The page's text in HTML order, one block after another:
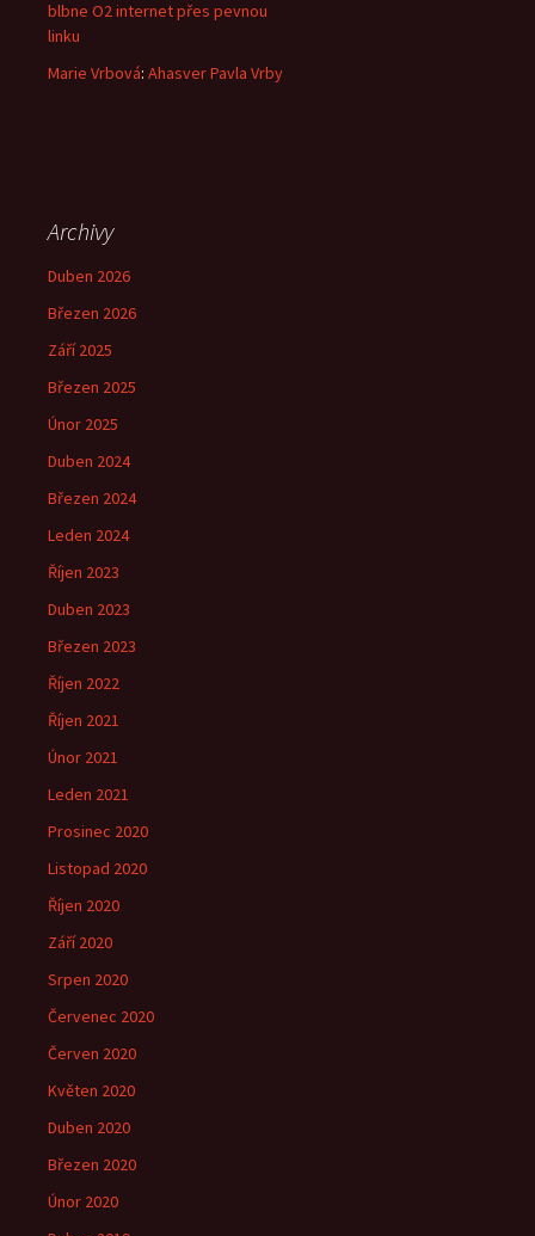
blbne O2 internet přes pevnou
linku
Marie Vrbová: Ahasver Pavla Vrby
Archivy
Duben 2026
Březen 2026
Září 2025
Březen 2025
Únor 2025
Duben 2024
Březen 2024
Leden 2024
Říjen 2023
Duben 2023
Březen 2023
Říjen 2022
Říjen 2021
Únor 2021
Leden 2021
Prosinec 2020
Listopad 2020
Říjen 2020
Září 2020
Srpen 2020
Červenec 2020
Červen 2020
Květen 2020
Duben 2020
Březen 2020
Únor 2020